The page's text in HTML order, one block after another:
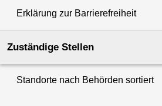
Erklärung zur Barrierefreiheit
Zuständige Stellen
Standorte nach Behörden sortiert